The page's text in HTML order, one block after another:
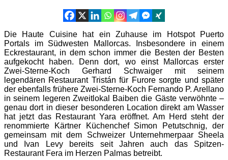
Die Haute Cuisine hat ein Zuhause im Hotspot Puerto
Portals im Südwesten Mallorcas. Insbesondere in einem
Eckrestaurant, in dem schon immer die Besten der Besten
aufgekocht haben. Denn dort, wo einst Mallorcas erster
Zwei-Sterne-Koch Gerhard Schwaiger mit seinem
legendären Restaurant Tristán für Furore sorgte und später
der ebenfalls frühere Zwei-Sterne-Koch Fernando P. Arellano
in seinem legeren Zweitlokal Baiben die Gäste verwöhnte –
genau dort in dieser besonderen Location direkt am Wasser
hat jetzt das Restaurant Yara eröffnet. Am Herd steht der
renommierte Kärtner Küchenchef Simon Petutschnig, der
gemeinsam mit dem Schweizer Unternehmerpaar Sheela
und Ivan Levy bereits seit Jahren auch das Spitzen-
Restaurant Fera im Herzen Palmas betreibt.